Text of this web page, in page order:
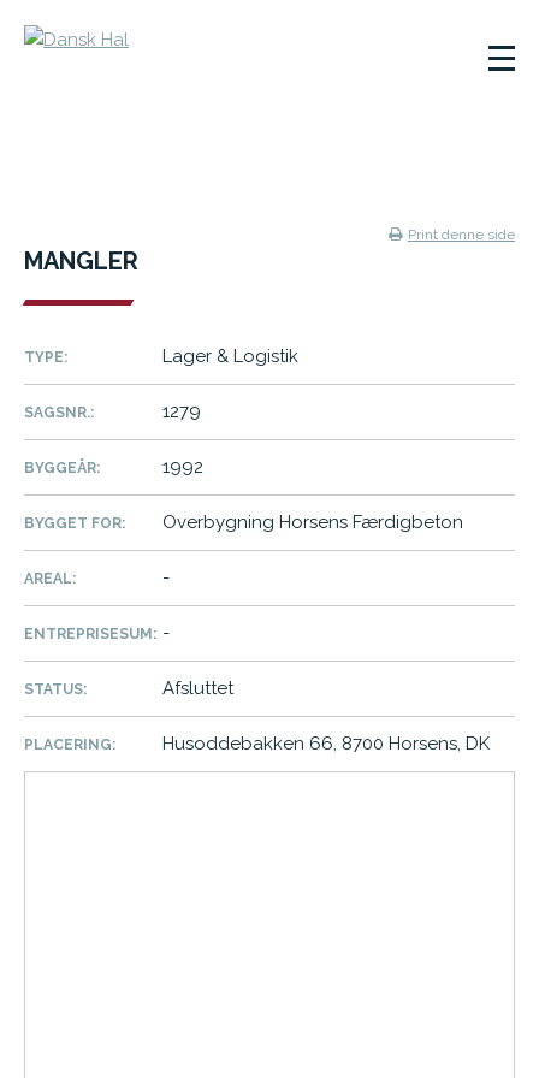
Print denne side
MANGLER
TYPE: Lager & Logistik
SAGSNR.: 1279
BYGGEÅR: 1992
BYGGET FOR: Overbygning Horsens Færdigbeton
AREAL: -
ENTREPRISESUM: -
STATUS: Afsluttet
PLACERING: Husoddebakken 66, 8700 Horsens, DK